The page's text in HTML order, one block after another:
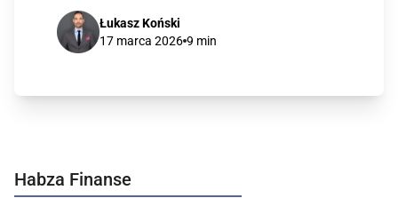
Łukasz Koński
17 marca 2026 9 min
Habza Finanse